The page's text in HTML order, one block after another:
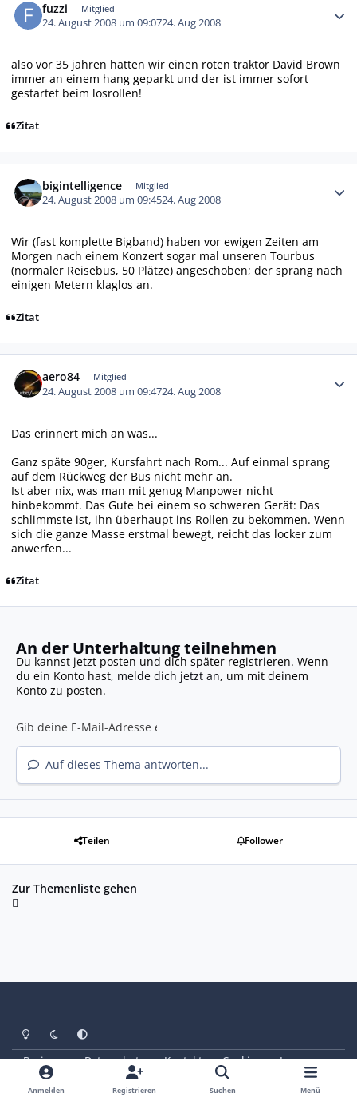
fuzzi Mitglied
24. August 2008 um 09:0724. Aug 2008
also vor 35 jahren hatten wir einen roten traktor David Brown
immer an einem hang geparkt und der ist immer sofort
gestartet beim losrollen!
Zitat
bigintelligence Mitglied
24. August 2008 um 09:4524. Aug 2008
Wir (fast komplette Bigband) haben vor ewigen Zeiten am
Morgen nach einem Konzert sogar mal unseren Tourbus
(normaler Reisebus, 50 Plätze) angeschoben; der sprang nach
einigen Metern klaglos an.
Zitat
aero84 Mitglied
24. August 2008 um 09:4724. Aug 2008
Das erinnert mich an was...
Ganz späte 90ger, Kursfahrt nach Rom... Auf einmal sprang
auf dem Rückweg der Bus nicht mehr an.
Ist aber nix, was man mit genug Manpower nicht
hinbekommt. Das Gute bei einem so schweren Gerät: Das
schlimmste ist, ihn überhaupt ins Rollen zu bekommen. Wenn
sich die ganze Masse erstmal bewegt, reicht das locker zum
anwerfen...
Zitat
An der Unterhaltung teilnehmen
Du kannst jetzt posten und dich später registrieren. Wenn
du ein Konto hast, melde dich jetzt an, um mit deinem
Konto zu posten.
Auf dieses Thema antworten...
Teilen Follower
Zur Themenliste gehen
Heller ModusDunkler Modus
Systemeinstellung
Design Datenschutz Kontakt Cookies
Impressum
© Copyright 2025 - SAABoteure e. V.
Powered by Invision Community
Anmelden Registrieren Suchen Menü